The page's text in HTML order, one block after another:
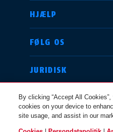
HJÆLP
FØLG OS
JURIDISK
Deutschland
By clicking “Accept All
cookies on your device to
site usage, and assist in our